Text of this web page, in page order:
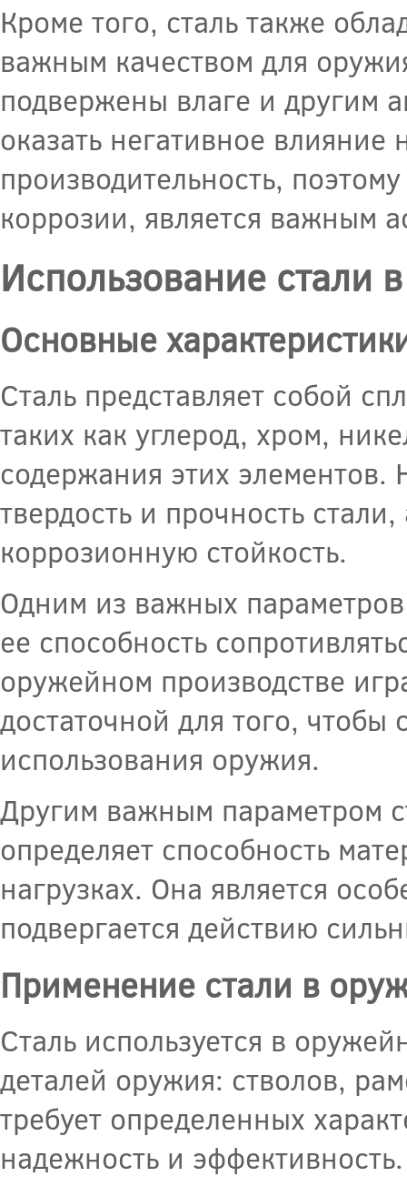
Кроме того, сталь также
важным качеством для
подвержены влаге и другим
оказать негативное
производительность,
коррозии, является важным
Использование стали
Основные
Сталь представляет собой
таких как углерод, хром,
содержания этих
твердость и прочность
коррозионную стойкость.
Одним из важных параметров
ее способность
оружейном производстве
достаточной для того, чтобы
использования оружия.
Другим важным параметром
определяет способность
нагрузках. Она является
подвергается действию
Применение стали в
Сталь используется в
деталей оружия: стволов,
требует определенных
надежность и эффективность.